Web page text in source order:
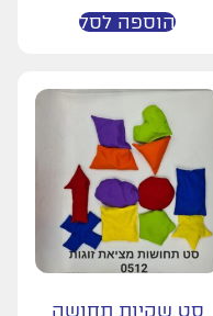
הוספה לסל
סט שקיות תחושה